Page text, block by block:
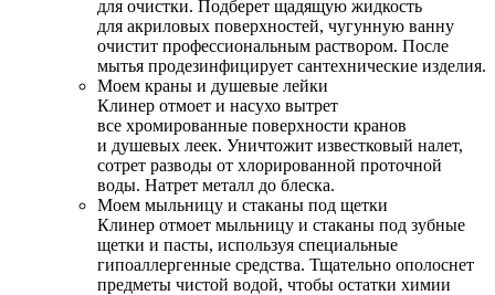
для очистки. Подберет щадящую жидкость
для акриловых поверхностей, чугунную ванну
очистит профессиональным раствором. После
мытья продезинфицирует сантехнические изделия.
Моем краны и душевые лейки
Клинер отмоет и насухо вытрет
все хромированные поверхности кранов
и душевых леек. Уничтожит известковый налет,
сотрет разводы от хлорированной проточной
воды. Натрет металл до блеска.
Моем мыльницу и стаканы под щетки
Клинер отмоет мыльницу и стаканы под зубные
щетки и пасты, используя специальные
гипоаллергенные средства. Тщательно ополоснет
предметы чистой водой, чтобы остатки химии